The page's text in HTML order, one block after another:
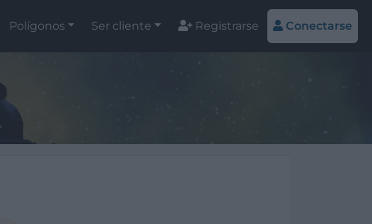
Polígonos Ser cliente Registrarse Conectarse